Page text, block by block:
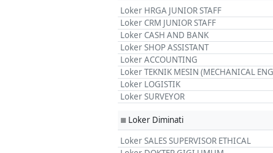
Loker HRGA JUNIOR STAFF
Loker CRM JUNIOR STAFF
Loker CASH AND BANK
Loker SHOP ASSISTANT
Loker ACCOUNTING
Loker TEKNIK MESIN (MECHANICAL
Loker LOGISTIK
Loker SURVEYOR
■ Loker Diminati
Loker SALES SUPERVISOR ETHICAL